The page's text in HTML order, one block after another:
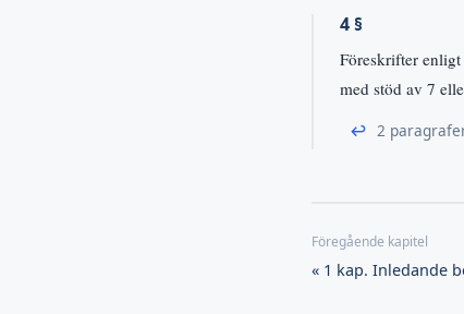
4 §
Föreskrifter enligt
med stöd av 7
↩ 2
« 1 kap. Inledande